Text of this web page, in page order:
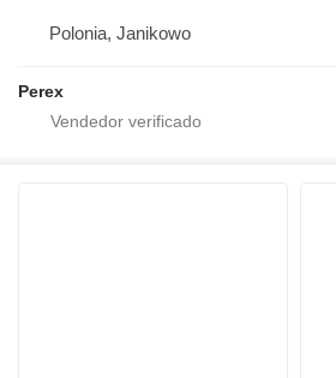
Polonia, Janikowo
Perex